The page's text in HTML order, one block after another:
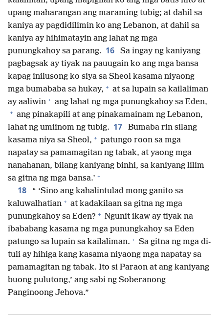
upang maharangan ang maraming tubig; at dahil sa
kaniya ay pagdidilimin ko ang Lebanon, at dahil sa
kaniya ay hihimatayin ang lahat ng mga
punungkahoy sa parang. 16
Sa ingay ng kaniyang
pagbagsak ay tiyak na pauugain ko ang mga bansa
kapag inilusong ko siya sa Sheol kasama niyaong
mga bumababa sa hukay, + at sa lupain sa kailaliman
ay aaliwin + ang lahat ng mga punungkahoy sa Eden,
+ ang pinakapili at ang pinakamainam ng Lebanon,
lahat ng umiinom ng tubig. 17
Bumaba rin silang
kasama niya sa Sheol, + patungo roon sa mga
napatay sa pamamagitan ng tabak, at yaong mga
nanahanan, bilang kaniyang binhi, sa kaniyang lilim
sa gitna ng mga bansa.’ +
18
“ ‘Sino ang kahalintulad mong ganito sa
kaluwalhatian + at kadakilaan sa gitna ng mga
punungkahoy sa Eden? + Ngunit ikaw ay tiyak na
ibababang kasama ng mga punungkahoy sa Eden
patungo sa lupain sa kailaliman. + Sa gitna ng mga di-
tuli ay hihiga kang kasama niyaong mga napatay sa
pamamagitan ng tabak. Ito si Paraon at ang kaniyang
buong pulutong,’ ang sabi ng Soberanong
Panginoong Jehova.”